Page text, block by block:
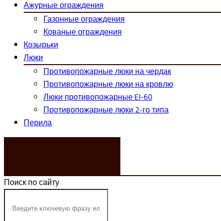
Ажурные ограждения
Газонные ограждения
Кованые ограждения
Козырьки
Люки
Противопожарные люки на чердак
Противопожарные люки на кровлю
Люки противопожарные EI-60
Противопожарные люки 2-го типа
Перила
Поиск по сайту